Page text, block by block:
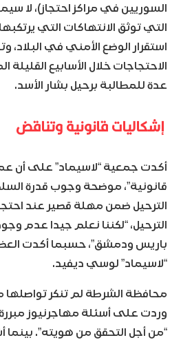
السوريين في مراكز احتجاز)، لا سيما
التي توثق الانتهاكات التي
استقرار الوضع الأمني في البلاد،
الاحتجاجات خلال الأسابيع
عدة للمطالبة برحيل بشار الأسد.
إشكاليات قانونية وتناقض
أكدت جمعية “لاسيماد” على أن
قانونية”، موضحة وجوب قدرة
الترحيل ضمن مهلة قصير عند
الترحيل، “لكننا نعلم جيدا عدم
باريس ودمشق”، حسبما أكدت
“لاسيماد” لوسي ديفيد.
محافظة الشرطة لم تنكر تواصلها
وردت على أسئلة مهاجرنيوز
“من أجل التحقق من هويته”. بينما